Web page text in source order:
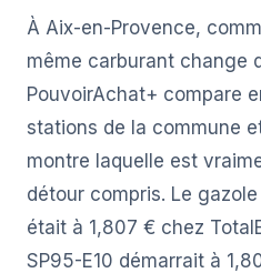
À Aix-en-Provence,
même carburant change
PouvoirAchat+ compare
stations de la commune
montre laquelle est
détour compris. Le
était à 1,807 € chez
SP95-E10 démarrait à